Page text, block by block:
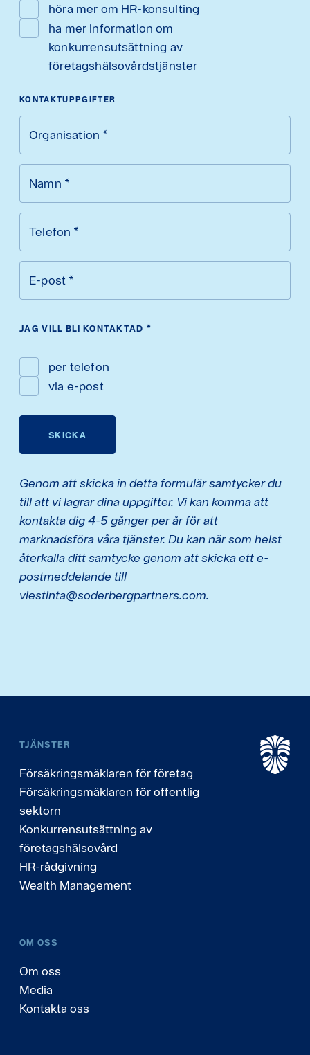
höra mer om HR-konsulting
ha mer information om
konkurrensutsättning av
företagshälsovårdstjänster
KONTAKTUPPGIFTER
Organisation *
Namn *
Telefon *
E-post *
JAG VILL BLI KONTAKTAD *
per telefon
via e-post
SKICKA
Genom att skicka in detta formulär samtycker du
till att vi lagrar dina uppgifter. Vi kan komma att
kontakta dig 4-5 gånger per år för att
marknadsföra våra tjänster. Du kan när som helst
återkalla ditt samtycke genom att skicka ett e-
postmeddelande till
viestinta@soderbergpartners.com.
TJÄNSTER
Försäkringsmäklaren för företag
Försäkringsmäklaren för offentlig
sektorn
Konkurrensutsättning av
företagshälsovård
HR-rådgivning
Wealth Management
OM OSS
Om oss
Media
Kontakta oss